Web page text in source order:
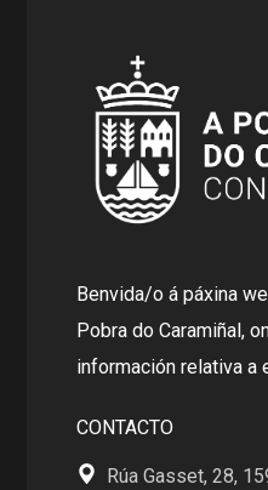
Benvida/o á páxina
Pobra do Caramiñal,
información relativa a
CONTACTO
Rúa Gasset, 28,